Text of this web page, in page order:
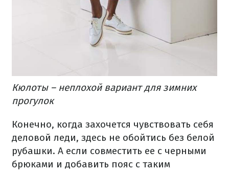
Кюлоты – неплохой вариант для зимних
прогулок
Конечно, когда захочется чувствовать себя
деловой леди, здесь не обойтись без белой
рубашки. А если совместить ее с черными
брюками и добавить пояс с таким